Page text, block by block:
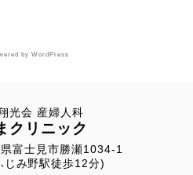
by WordPress
光会 産婦人科
クリニック
富士見市勝瀬1034-1
じみ野駅徒歩12分)